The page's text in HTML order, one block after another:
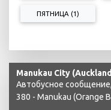
ПЯТНИЦА (1)
Manukau City
Автобусное
380 - Manukau (Orange